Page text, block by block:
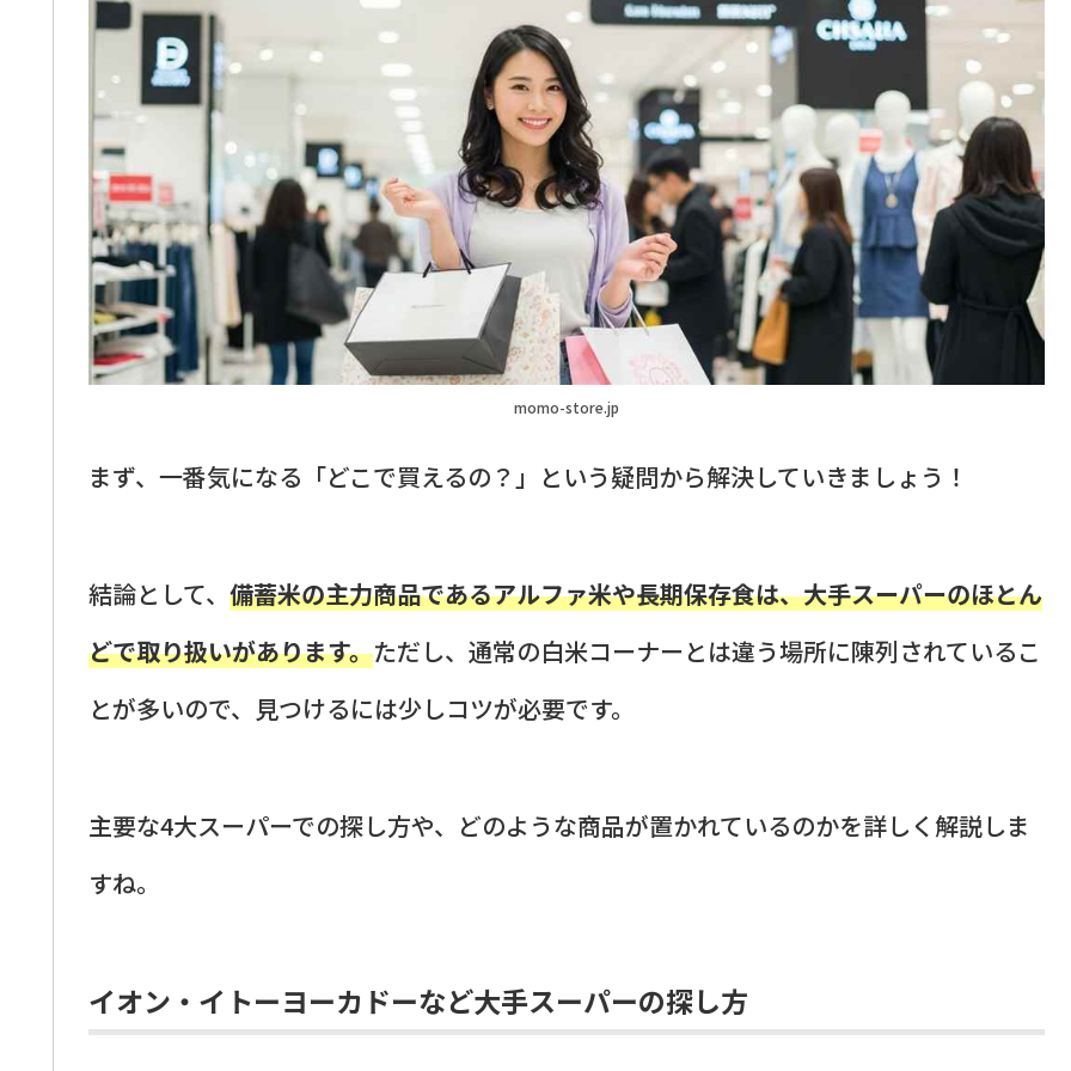
momo-store.jp
まず、一番気になる「どこで買えるの？」という疑問から解決していきましょう！
結論として、 備蓄米の主力商品であるアルファ米や長期保存食は、大手スーパーのほとん
どで取り扱いがあります。ただし、通常の白米コーナーとは違う場所に陳列されているこ
とが多いので、見つけるには少しコツが必要です。
主要な4大スーパーでの探し方や、どのような商品が置かれているのかを詳しく解説しま
すね。
イオン・イトーヨーカドーなど大手スーパーの探し方